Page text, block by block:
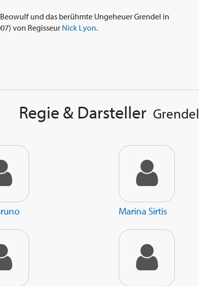
und das berühmte Ungeheuer Grendel in
von Regisseur Nick Lyon.
Regie & Darsteller Grendel
Marina Sirtis